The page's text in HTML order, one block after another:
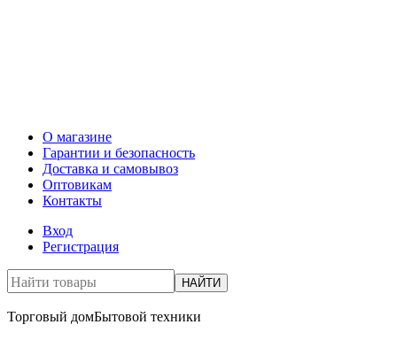
О магазине
Гарантии и безопасность
Доставка и самовывоз
Оптовикам
Контакты
Вход
Регистрация
НАЙТИ
Торговый домБытовой техники